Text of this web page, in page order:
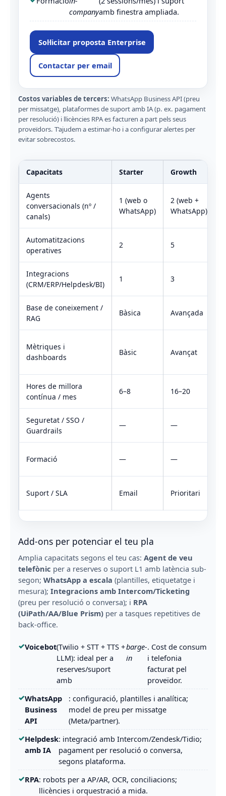
companyamb finestra ampliada.
Sol·licitar proposta Enterprise
Contactar per email
Costos variables de tercers: WhatsApp Business API (preu
per missatge), plataformes de suport amb IA (p. ex. pagament
per resolució) i llicències RPA es facturen a part pels seus
proveïdors. T’ajudem a estimar-ho i a configurar alertes per
evitar sobrecostos.
Capacitats Starter Growth
Agents
conversacionals (nº /
canals)
1 (web o
WhatsApp)
2 (web +
WhatsApp)
Automatitzacions
operatives
2 5
Integracions
(CRM/ERP/Helpdesk/BI)
1 3
Base de coneixement /
RAG
Bàsica Avançada
Mètriques i
dashboards
Bàsic Avançat
Hores de millora
contínua / mes
6–8 16–20
Seguretat / SSO /
Guardrails
— —
Formació — —
Suport / SLA Email Prioritari
Add-ons per potenciar el teu pla
Amplia capacitats segons el teu cas: Agent de veu
telefònic per a reserves o suport L1 amb latència sub-
segon; WhatsApp a escala (plantilles, etiquetatge i
mesura); Integracions amb Intercom/Ticketing
(preu per resolució o conversa); i RPA
(UiPath/AA/Blue Prism) per a tasques repetitives de
back-office.
Voicebot(Twilio + STT + TTS +
LLM): ideal per a
reserves/suport
amb
barge-
in
. Cost de consum
i telefonia
facturat pel
proveïdor.
WhatsApp
Business
API
: configuració, plantilles i analítica;
model de preu per missatge
(Meta/partner).
Helpdesk
amb IA
: integració amb Intercom/Zendesk/Tidio;
pagament per resolució o conversa,
segons plataforma.
RPA: robots per a AP/AR, OCR, conciliacions;
llicències i orquestració a mida.